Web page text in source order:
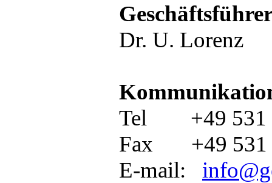
Dr. U. Lorenz
Tel +49 531
Fax +49 531
E-mail: